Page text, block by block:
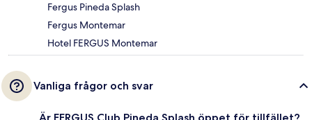
Fergus Pineda Splash
Fergus Montemar
Hotel FERGUS Montemar
Vanliga frågor och svar